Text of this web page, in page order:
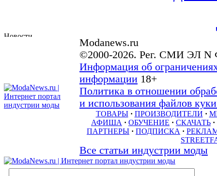
Modanews.ru
©2000-2026. Рег. СМИ ЭЛ N
Информация об
информации 18+
Политика в отношении
и использования файлов
ТОВАРЫ · ПРОИЗВОДИТЕЛИ ·
АФИША · ОБУЧЕНИЕ · СКАЧАТЬ ·
ПАРТНЕРЫ · ПОДПИСКА ·
Все статьи индустрии моды